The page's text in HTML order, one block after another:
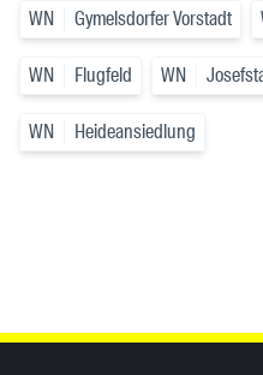
WN Gymelsdorfer Vorstadt
WN Flugfeld WN
WN Heideansiedlung